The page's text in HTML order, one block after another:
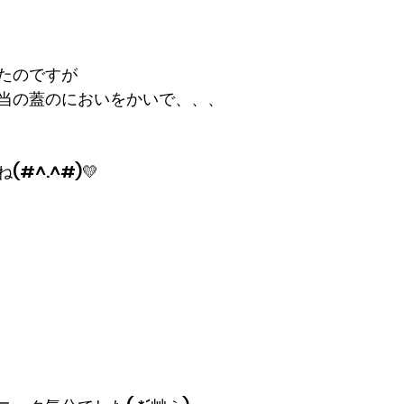
のですが
の蓋のにおいをかいで、、、
ね(#^.^#)💛